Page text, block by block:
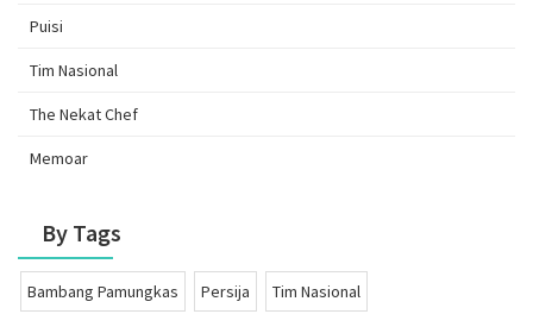
Puisi
Tim Nasional
The Nekat Chef
Memoar
By Tags
Bambang Pamungkas Persija Tim Nasional